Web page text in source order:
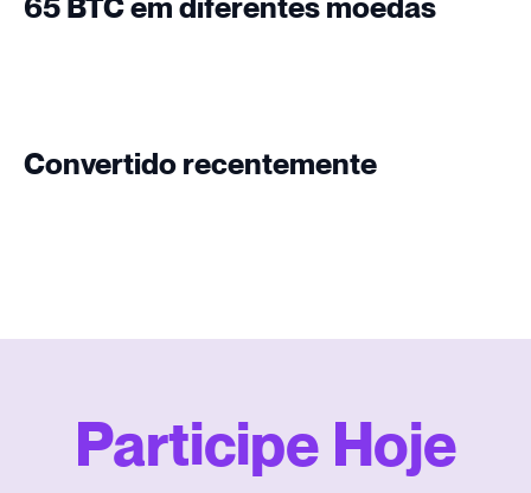
65 BTC em diferentes moedas
Convertido recentemente
Participe Hoje